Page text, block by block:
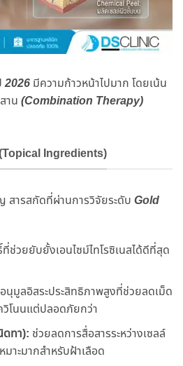
2026 มีความก้าวหน้าไปมาก โดยเน้น
าน (Combination Therapy)
Ingredients)
สารสกัดที่ผ่านการวิจัยระดับ Gold
ช่วยยับยั้งเอนไซม์ไทโรซิเนสได้ดีที่สุด
นุมูลอิสระประสิทธิภาพสูงที่ช่วยลดเม็ด
วิโนนแต่ปลอดภัยกว่า
ทา): ช่วยลดการสื่อสารระหว่างเซลล์
มาะมากสำหรับฝ้าเลือด